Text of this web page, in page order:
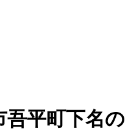
吾平町下名の